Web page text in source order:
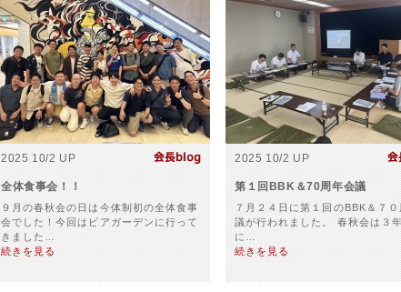
2025 10/2 UP
全体食事会！！
９月の春秋会の日は今体制初の全体食事
会でした！今回はビアガーデンに行って
きました…
続きを見る
2025 10/2 UP
第１回BBK＆70周年会議
７月２４日に第１回のBBK＆７
議が行われました。 春秋会は３
に…
続きを見る